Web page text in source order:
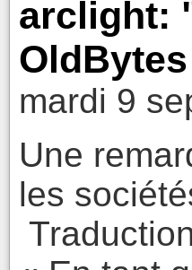
arclight:
mardi 9
Une
les